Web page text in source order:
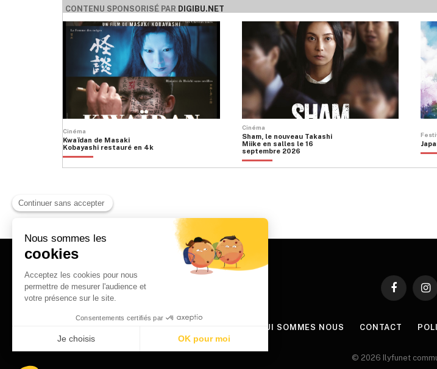
CONTENU SPONSORISÉ PAR DIGIBU.NET
Cinéma
Kwaïdan de Masaki
Kobayashi restauré en 4k
Cinéma
Sham, le nouveau Takashi
Miike en salles le 16
septembre 2026
Facebook
QUI SOMMES NOUS CONTACT
© 2026 Ilyfunet